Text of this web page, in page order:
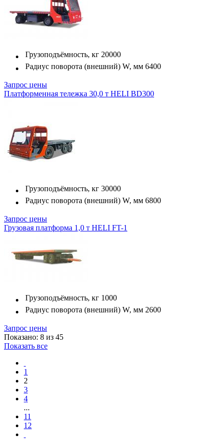
Грузоподъёмность, кг 20000
Радиус поворота (внешний) W, мм 6400
Запрос цены
Платформенная тележка 30,0 т HELI BD300
Грузоподъёмность, кг 30000
Радиус поворота (внешний) W, мм 6800
Запрос цены
Грузовая платформа 1,0 т HELI FT-1
Грузоподъёмность, кг 1000
Радиус поворота (внешний) W, мм 2600
Запрос цены
Показано: 8 из 45
Показать все
1
2
3
4
...
11
12